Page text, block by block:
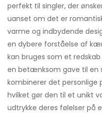
perfekt til singler, der
uanset om det er
varme og indbydende
en dybere forståelse af
kan bruges som et
en betænksom gave til en
kombinerer det
hvilket gør den til et unikt
udtrykke deres følelser på